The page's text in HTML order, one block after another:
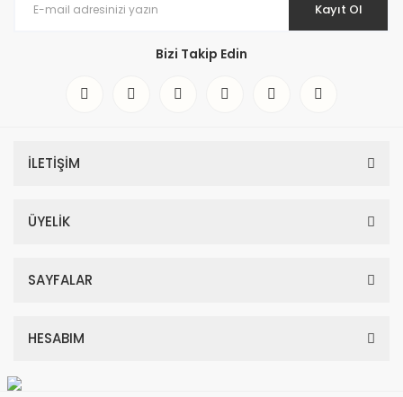
Kayıt Ol
Bizi Takip Edin
İLETİŞİM
ÜYELİK
SAYFALAR
HESABIM